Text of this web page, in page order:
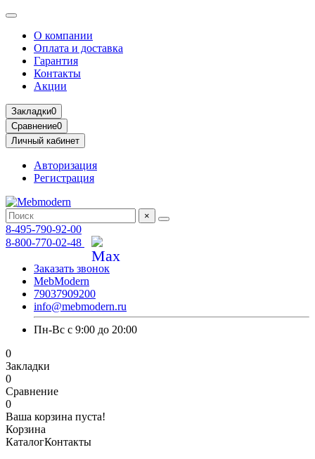
О компании
Оплата и доставка
Гарантия
Контакты
Акции
Закладки0
Сравнение0
Личный кабинет
Авторизация
Регистрация
×
8-495-790-92-00
8-800-770-02-48
Заказать звонок
MebModern
79037909200
info@mebmodern.ru
Пн-Вс с 9:00 до 20:00
0
Закладки
0
Сравнение
0
Ваша корзина пуста!
Корзина
КаталогКонтакты